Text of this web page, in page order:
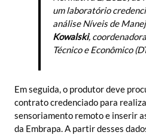
um laboratório
análise Níveis de
Kowalski,
Técnico e Econômico
Em seguida, o produtor deve
contrato credenciado para
sensoriamento remoto e inserir
da Embrapa. A partir desses